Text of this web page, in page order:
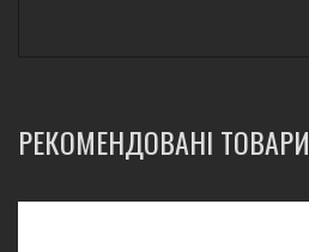
РЕКОМЕНДОВАНІ ТОВАРИ